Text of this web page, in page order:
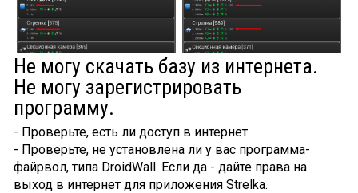
Не могу скачать базу из интернета.
Не могу зарегистрировать
программу.
- Проверьте, есть ли доступ в интернет.
- Проверьте, не установлена ли у вас программа-
файрвол, типа DroidWall. Если да - дайте права на
выход в интернет для приложения Strelka.